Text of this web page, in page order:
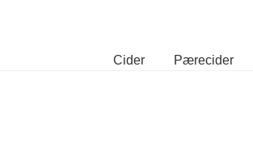
Cider Pærecider